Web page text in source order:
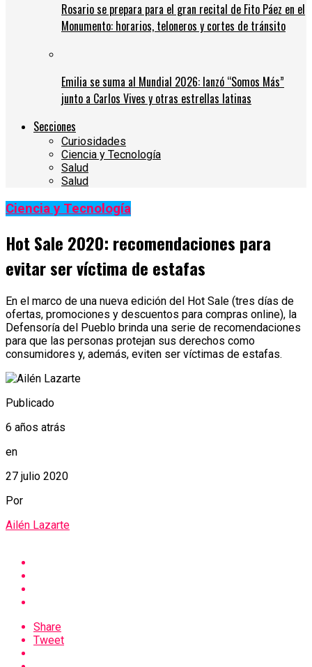
Rosario se prepara para el gran recital de Fito Páez en el
Monumento: horarios, teloneros y cortes de tránsito
Emilia se suma al Mundial 2026: lanzó “Somos Más”
junto a Carlos Vives y otras estrellas latinas
Secciones
Curiosidades
Ciencia y Tecnología
Salud
Salud
Ciencia y Tecnología
Hot Sale 2020: recomendaciones para
evitar ser víctima de estafas
En el marco de una nueva edición del Hot Sale (tres días de
ofertas, promociones y descuentos para compras online), la
Defensoría del Pueblo brinda una serie de recomendaciones
para que las personas protejan sus derechos como
consumidores y, además, eviten ser víctimas de estafas.
Publicado
6 años atrás
en
27 julio 2020
Por
Ailén Lazarte
Share
Tweet